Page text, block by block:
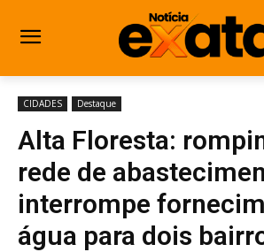
CIDADES Destaque
Alta Floresta:
rede de
interrompe
água para dois